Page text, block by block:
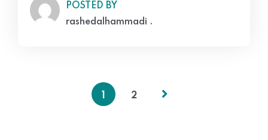
POSTED BY
rashedalhammadi .
2